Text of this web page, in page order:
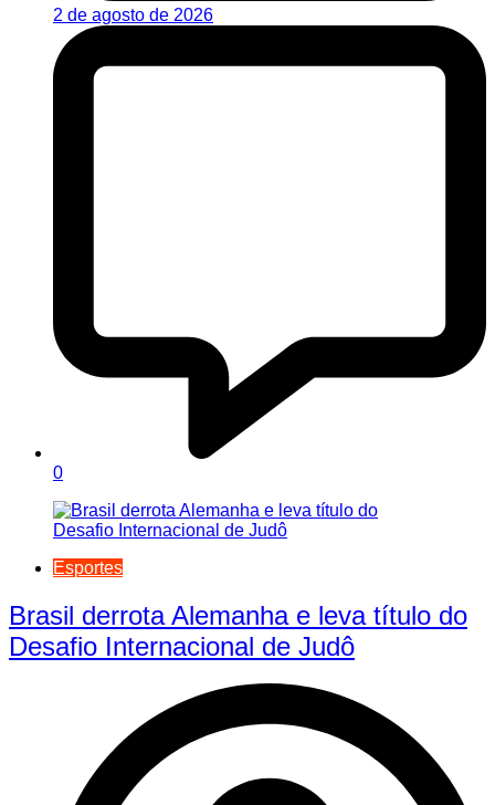
2 de agosto de 2026
0
Esportes
Brasil derrota Alemanha e leva título do
Desafio Internacional de Judô